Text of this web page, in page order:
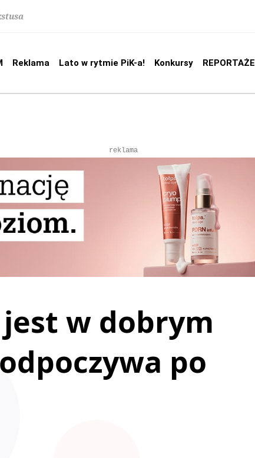
Reklama Lato w rytmie PiK-a! Konkursy REPORTAŻE
reklama
w dobrym
po